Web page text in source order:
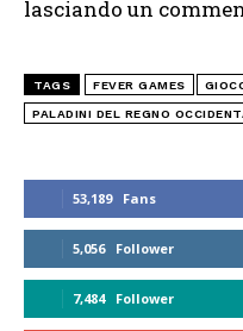
53,189 Fans
5,056 Follower
7,484 Follower
lasciando un
TAGS FEVER GAMES
PALADINI DEL REGNO